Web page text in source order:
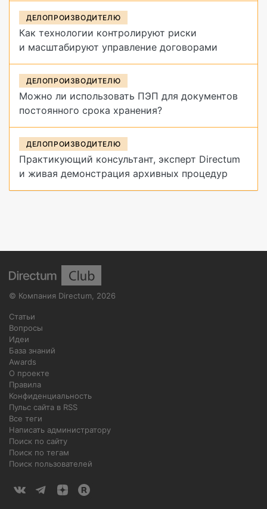
ДЕЛОПРОИЗВОДИТЕЛЮ
Как технологии контролируют риски
и масштабируют управление договорами
ДЕЛОПРОИЗВОДИТЕЛЮ
Можно ли использовать ПЭП для документов
постоянного срока хранения?
ДЕЛОПРОИЗВОДИТЕЛЮ
Практикующий консультант, эксперт Directum
и живая демонстрация архивных процедур
© Компания Directum 2026
Статьи
Вопросы
Идеи
База знаний
Awards
О проекте
Правила
Конфиденциальность
Пульс сайта в RSS
Все теги
Написать администратору
Поиск по сайту
Поиск по тегам
Поиск пользователей